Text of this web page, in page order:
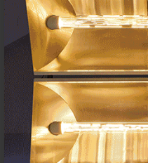
‘Recorridos
segunda
el Museo
Bornemisza
10 DICIEMBRE 2025